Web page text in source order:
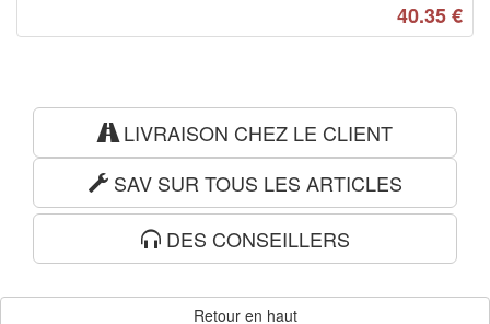
40.35€
LIVRAISON CHEZ LE CLIENT
SAV SUR TOUS LES ARTICLES
DES CONSEILLERS
Retour en haut